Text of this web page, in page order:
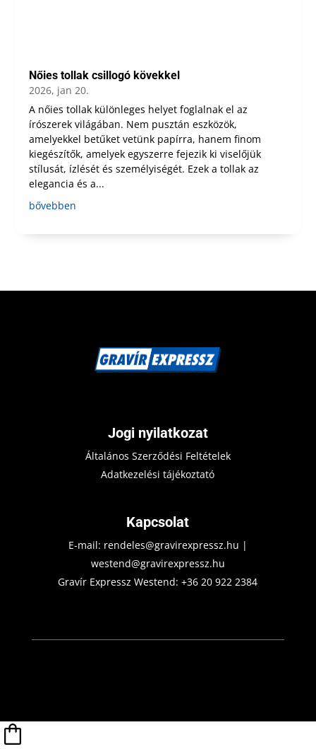
Nőies tollak csillogó kövekkel
2026, jan 20.
A nőies tollak különleges helyet foglalnak el az
írószerek világában. Nem pusztán eszközök,
amelyekkel betűket vetünk papírra, hanem finom
kiegészítők, amelyek egyszerre fejezik ki viselőjük
stílusát, ízlését és személyiségét. Ezek a tollak az
elegancia és a...
bővebben
Jogi nyilatkozat
Általános Szerződési Feltételek
Adatkezelési tájékoztató
Kapcsolat
E-mail: rendeles@gravirexpressz.hu |
westend@gravirexpressz.hu
Gravír Expressz Westend:+36 20 922 2384